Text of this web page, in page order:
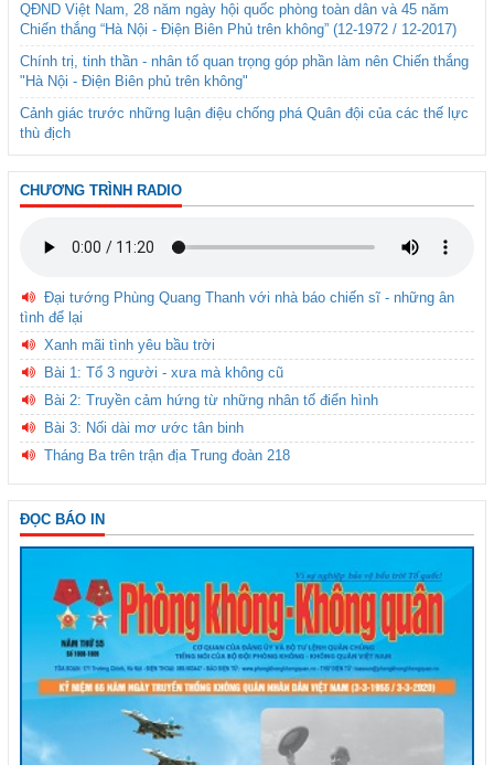
QĐND Việt Nam, 28 năm ngày hội quốc phòng toàn dân và 45 năm
Chiến thắng “Hà Nội - Điện Biên Phủ trên không” (12-1972 / 12-2017)
Chính trị, tinh thần - nhân tố quan trọng góp phần làm nên Chiến thắng
"Hà Nội - Điện Biên phủ trên không"
Cảnh giác trước những luận điệu chống phá Quân đội của các thế lực
thù địch
CHƯƠNG TRÌNH RADIO
Đại tướng Phùng Quang Thanh với nhà báo chiến sĩ - những ân
tình để lại
Xanh mãi tình yêu bầu trời
Bài 1: Tổ 3 người - xưa mà không cũ
Bài 2: Truyền cảm hứng từ những nhân tố điển hình
Bài 3: Nối dài mơ ước tân binh
Tháng Ba trên trận địa Trung đoàn 218
ĐỌC BÁO IN